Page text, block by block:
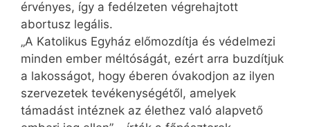
érvényes, így a fedélzeten végrehajtott
abortusz legális.
„A Katolikus Egyház előmozdítja és védelmezi
minden ember méltóságát, ezért arra buzdítjuk
a lakosságot, hogy éberen óvakodjon az ilyen
szervezetek tevékenységétől, amelyek
támadást intéznek az élethez való alapvető